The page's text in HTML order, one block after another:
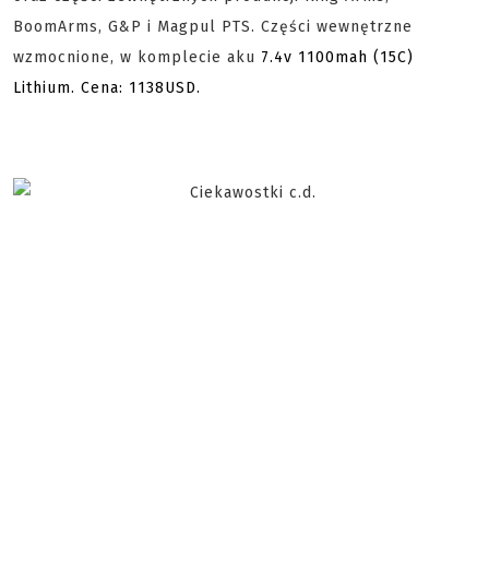
BoomArms, G&P i Magpul PTS. Części wewnętrzne
wzmocnione, w komplecie aku 7.4v 1100mah (15C)
Lithium. Cena: 1138USD.